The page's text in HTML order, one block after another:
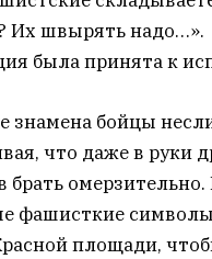
Их швырять надо…».
была принята к
знамена бойцы
что даже в руки
брать омерзительно.
фашисткие
площади,